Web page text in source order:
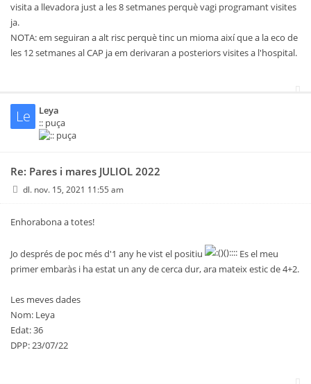
visita a llevadora just a les 8 setmanes perquè vagi programant visites
ja.
NOTA: em seguiran a alt risc perquè tinc un mioma així que a la eco de
les 12 setmanes al CAP ja em derivaran a posteriors visites a l'hospital.
Le
Leya
:: puça
Re: Pares i mares JULIOL 2022
dl. nov. 15, 2021 11:55 am
Enhorabona a totes!
Jo després de poc més d'1 any he vist el positiu
Es el meu
primer embaràs i ha estat un any de cerca dur, ara mateix estic de 4+2.
Les meves dades
Nom: Leya
Edat: 36
DPP: 23/07/22